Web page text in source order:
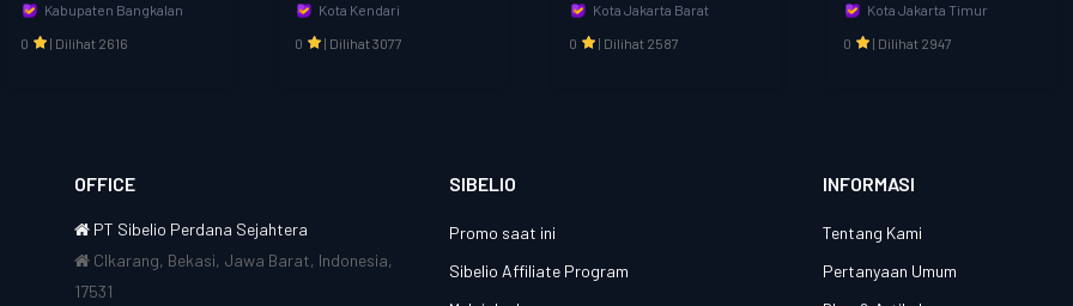
Kota Kendari
0 | Dilihat 3077
Kota Jakarta Barat
0 |Dilihat 2587
Kota Jakarta Timur
0 | Dilihat 2947
Kabupaten Bandung
0 | Dilihat 2217
OFFICE
PT Sibelio Perdana Sejahtera
CIkarang, Bekasi, Jawa Barat, Indonesia,
17531
SIBELIO
Promo saat ini
Sibelio Affiliate Program
INFORMASI
Tentang Kami
Pertanyaan Umum